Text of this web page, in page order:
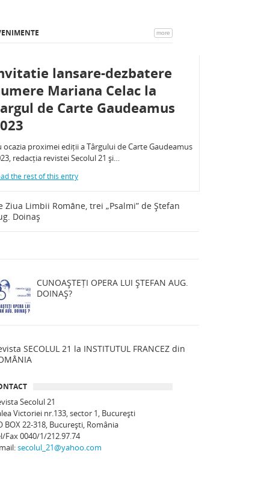
more
lansare-dezbatere
Mariana Celac la
de Carte Gaudeamus
ocazia proximei ediții a Târgului de Carte Gaudeamus
redacția revistei Secolul 21 și…
the rest of this entry
Ziua Limbii Române, trei „Psalmi” de Ștefan
Doinaș
CUNOAȘTEȚI OPERA LUI ȘTEFAN AUG.
DOINAȘ?
SECOLUL 21 la INSTITUTUL FRANCEZ din
Secolul 21
Victoriei nr.133, sector 1, Bucureşti
BOX 22-318, București, România
Fax 0040/1/212.97.74
secolul_21@yahoo.com